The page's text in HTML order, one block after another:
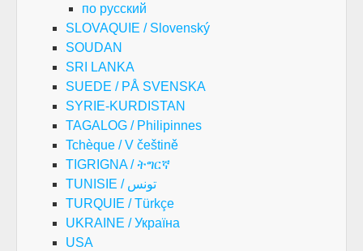
по русский
SLOVAQUIE / Slovenský
SOUDAN
SRI LANKA
SUEDE / PÅ SVENSKA
SYRIE-KURDISTAN
TAGALOG / Philipinnes
Tchèque / V češtině
TIGRIGNA / ትግርኛ
TUNISIE / تونس
TURQUIE / Türkçe
UKRAINE / Україна
USA